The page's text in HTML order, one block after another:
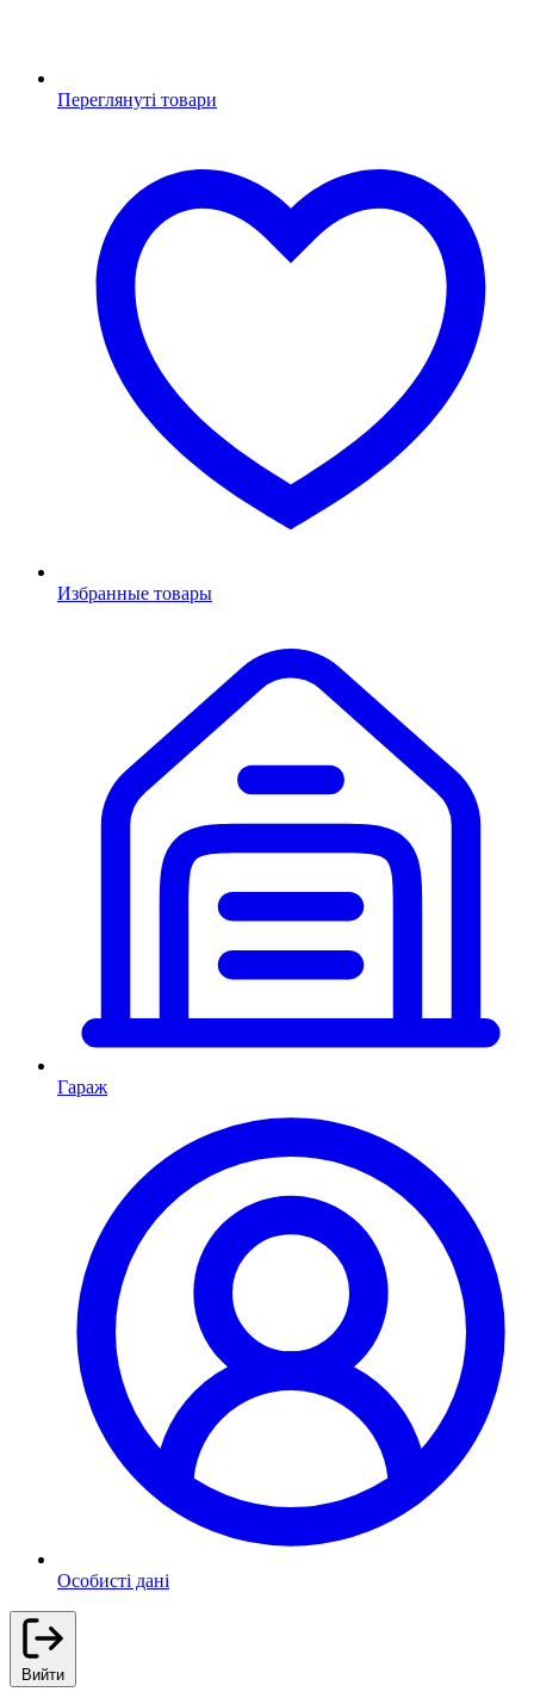
Переглянуті товари
Избранные товары
Гараж
Особисті дані
Вийти